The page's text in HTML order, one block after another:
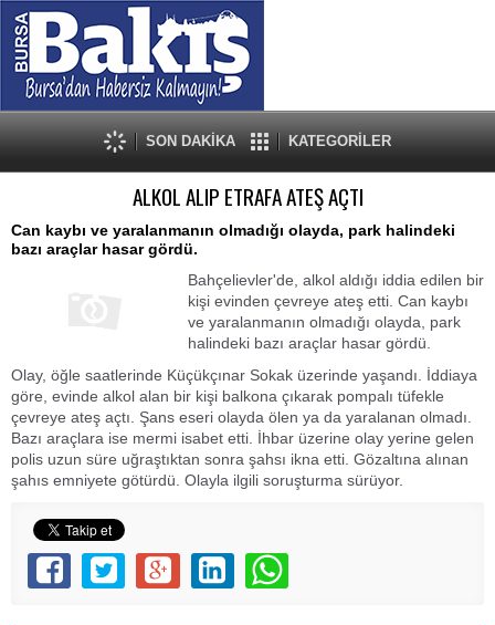
SON DAKİKA KATEGORİLER
ALKOL ALIP ETRAFA ATEŞ AÇTI
Can kaybı ve yaralanmanın olmadığı olayda, park halindeki
bazı araçlar hasar gördü.
Bahçelievler'de, alkol aldığı iddia edilen bir
kişi evinden çevreye ateş etti. Can kaybı
ve yaralanmanın olmadığı olayda, park
halindeki bazı araçlar hasar gördü.
Olay, öğle saatlerinde Küçükçınar Sokak üzerinde yaşandı. İddiaya
göre, evinde alkol alan bir kişi balkona çıkarak pompalı tüfekle
çevreye ateş açtı. Şans eseri olayda ölen ya da yaralanan olmadı.
Bazı araçlara ise mermi isabet etti. İhbar üzerine olay yerine gelen
polis uzun süre uğraştıktan sonra şahsı ikna etti. Gözaltına alınan
şahıs emniyete götürdü. Olayla ilgili soruşturma sürüyor.